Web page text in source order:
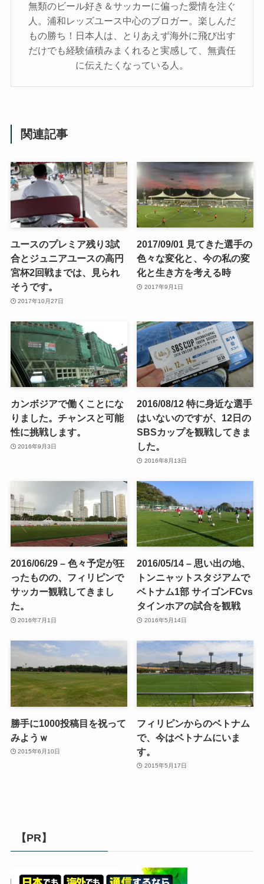
無類のビール好き＆サッカーに偏った愛情を注ぐ
人。浦和レッズユース中心のブロガー。楽しんだ
もの勝ち！日本人は、とりあえず海外に飛び出す
だけでも経験値積みまくれると実感して、無責任
に伝えたくなっている人。
関連記事
ユースのプレミア残り3試
合とジュニアユースの高円
宮杯2回戦までは、見られ
そうです。
2017年10月27日
2017/09/01 見てきた選手の
色々な変化と、今の私の変
化と生き方を考える時
2017年9月1日
カンボジアで働くことにな
りました。チャンスと可能
性に挑戦します。
2016年9月3日
2016/08/12 特に身近な選手
はいないのですが、12日の
SBSカップを観戦してきま
した。
2016年8月13日
2016/06/29 – 色々予定が狂
ったものの、フィリピンで
サッカー観戦してきまし
た。
2016年7月1日
2016/05/14 – 思い出の地、
トンニャットスタジアムで
ベトナム1部 サイゴンFCvs
タインホアの試合を観戦
2016年5月14日
勝手に1000投稿目を祝って
みようｗ
2015年6月10日
フィリピンからのベトナム
で、今はベトナムにいま
す。
2015年5月17日
【PR】